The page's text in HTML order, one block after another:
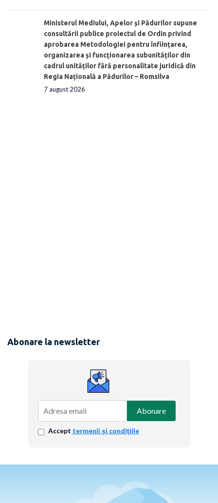
Ministerul Mediului, Apelor și Pădurilor supune
consultării publice proiectul de Ordin privind
aprobarea Metodologiei pentru înființarea,
organizarea și funcționarea subunităților din
cadrul unităților fără personalitate juridică din
Regia Națională a Pădurilor – Romsilva
7 august 2026
Abonare la newsletter
Abonare
Accept termenii și condițiile